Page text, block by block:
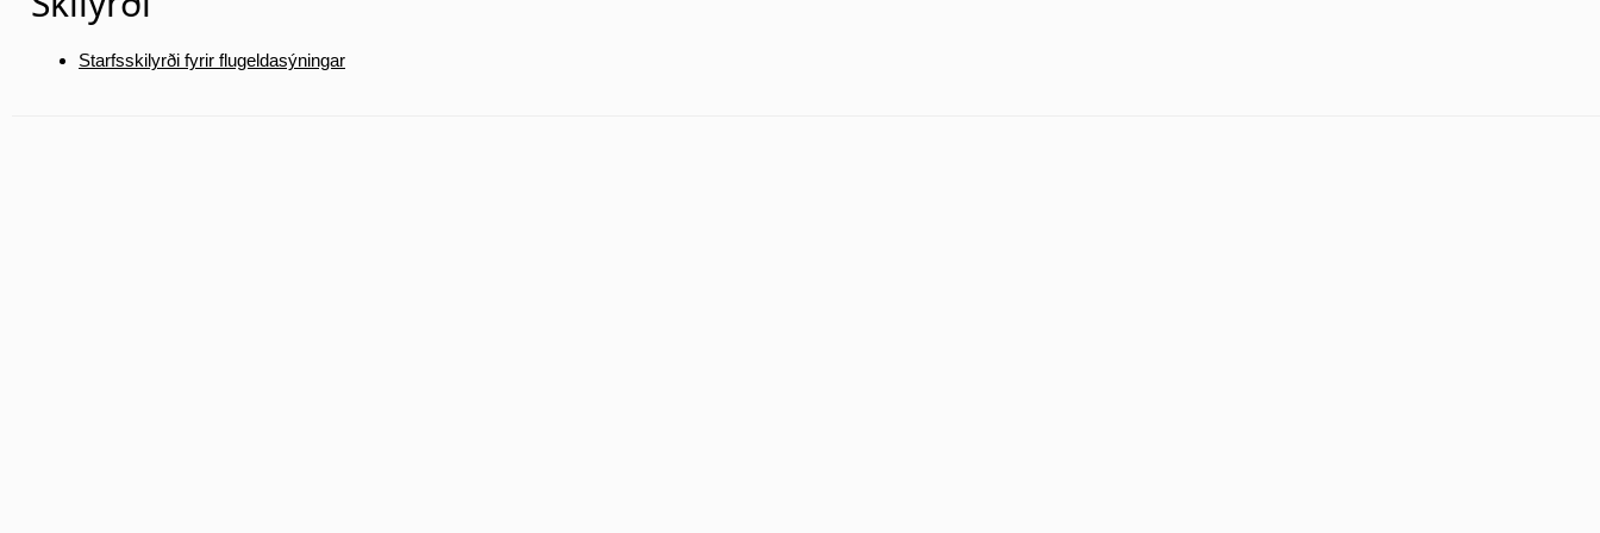
Starfsskilyrði fyrir flugeldasýningar